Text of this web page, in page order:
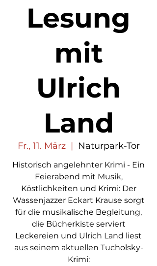
Lesung
mit
Ulrich
Land
Fr., 11. März
  |
Naturpark-Tor
Historisch angelehnter Krimi - Ein
Feierabend mit Musik,
Köstlichkeiten und Krimi: Der
Wassenjazzer Eckart Krause sorgt
für die musikalische Begleitung,
die Bücherkiste serviert
Leckereien und Ulrich Land liest
aus seinem aktuellen Tucholsky-
Krimi: